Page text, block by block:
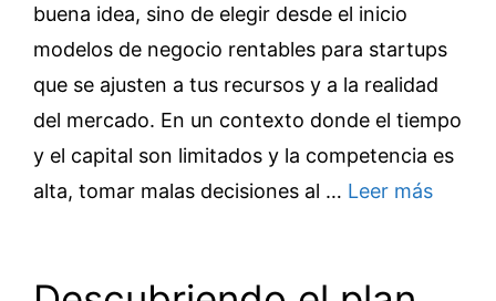
buena idea, sino de elegir desde el inicio
modelos de negocio rentables para startups
que se ajusten a tus recursos y a la realidad
del mercado. En un contexto donde el tiempo
y el capital son limitados y la competencia es
alta, tomar malas decisiones al … Leer más